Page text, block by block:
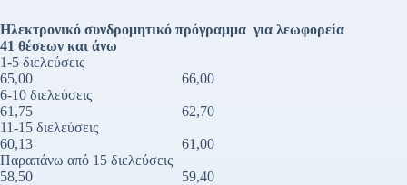
Ηλεκτρονικό συνδρομητικό πρόγραμμα για λεωφορεία
41 θέσεων και άνω
1-5 διελεύσεις
65,00 66,00
6-10 διελεύσεις
61,75 62,70
11-15 διελεύσεις
60,13 61,00
Παραπάνω από 15 διελεύσεις
58,50 59,40